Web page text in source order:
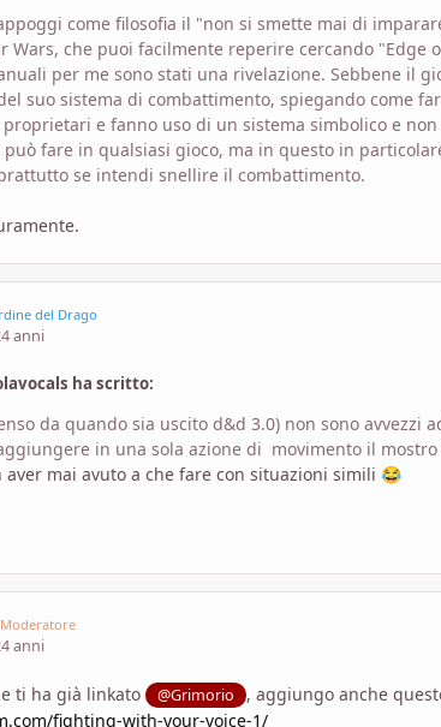
come filosofia il "non si smette mai di
Wars, che puoi facilmente reperire cercando "Edge
per me sono stati una rivelazione. Sebbene il
suo sistema di combattimento, spiegando come
e fanno uso di un sistema simbolico e
può fare in qualsiasi gioco, ma in questo in
se intendi snellire il combattimento.
del Drago
4 anni
ha scritto:
da quando sia uscito d&d 3.0) non sono avvezzi
in una sola azione di movimento il mostro
aver mai avuto a che fare con situazioni simili 😂
Moderatore
4 anni
ti ha già linkato @Grimorio
, aggiungo anche
fighting-with-your-voice-1/